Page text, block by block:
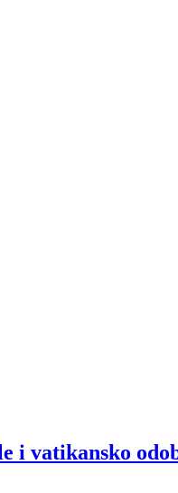
i vatikansko